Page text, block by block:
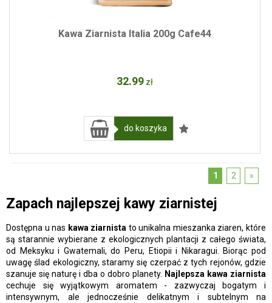
Kawa Ziarnista Italia 200g Cafe44
32.99 zł
do koszyka
1 2 »
Zapach najlepszej kawy ziarnistej
Dostępna u nas kawa ziarnista to unikalna mieszanka ziaren, które
są starannie wybierane z ekologicznych plantacji z całego świata,
od Meksyku i Gwatemali, do Peru, Etiopii i Nikaragui. Biorąc pod
uwagę ślad ekologiczny, staramy się czerpać z tych rejonów, gdzie
szanuje się naturę i dba o dobro planety. Najlepsza kawa ziarnista
cechuje się wyjątkowym aromatem - zazwyczaj bogatym i
intensywnym, ale jednocześnie delikatnym i subtelnym na